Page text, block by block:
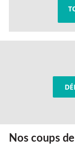
Nos coups